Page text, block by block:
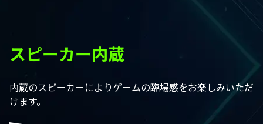
スピーカー内蔵
内蔵のスピーカーによりゲームの臨場感をお楽しみいただ
けます。